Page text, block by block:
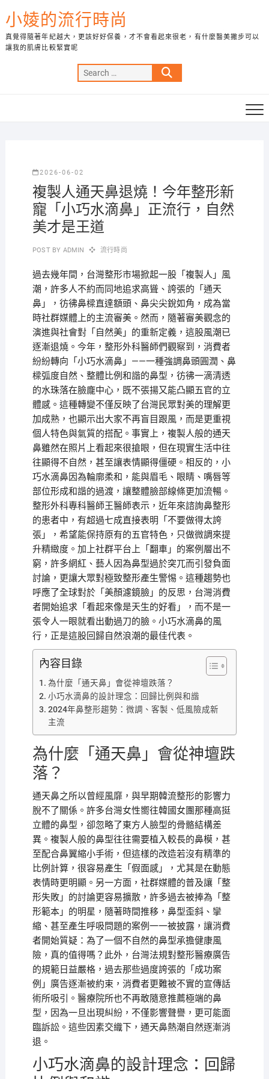
to
content
小婈的流行時尚
真覺得隨著年紀越大，更該好好保養，才不會看起來很老，有什麼醫美撇步可以
讓我的肌膚比較緊實呢
Search
…
2026-06-02
複製人通天鼻退燒！今年整形新
寵「小巧水滴鼻」正流行，自然
美才是王道
POST BY ADMIN 流行時尚
過去幾年間，台灣整形市場掀起一股「複製人」風
潮，許多人不約而同地追求高聳、誇張的「通天
鼻」，彷彿鼻樑直達額頭、鼻尖尖銳如角，成為當
時社群媒體上的主流審美。然而，隨著審美觀念的
演進與社會對「自然美」的重新定義，這股風潮已
逐漸退燒。今年，整形外科醫師們觀察到，消費者
紛紛轉向「小巧水滴鼻」——一種強調鼻頭圓潤、鼻
樑弧度自然、整體比例和諧的鼻型，彷彿一滴清透
的水珠落在臉龐中心，既不張揚又能凸顯五官的立
體感。這種轉變不僅反映了台灣民眾對美的理解更
加成熟，也顯示出大家不再盲目跟風，而是更重視
個人特色與氣質的搭配。事實上，複製人般的通天
鼻雖然在照片上看起來很搶眼，但在現實生活中往
往顯得不自然，甚至讓表情顯得僵硬。相反的，小
巧水滴鼻因為輪廓柔和，能與眉毛、眼睛、嘴唇等
部位形成和諧的過渡，讓整體臉部線條更加流暢。
整形外科專科醫師王醫師表示，近年來諮詢鼻整形
的患者中，有超過七成直接表明「不要做得太誇
張」，希望能保持原有的五官特色，只做微調來提
升精緻度。加上社群平台上「翻車」的案例層出不
窮，許多網紅、藝人因為鼻型過於突兀而引發負面
討論，更讓大眾對極致整形產生警惕。這種趨勢也
呼應了全球對於「美顏濾鏡臉」的反思，台灣消費
者開始追求「看起來像是天生的好看」，而不是一
張令人一眼就看出動過刀的臉。小巧水滴鼻的風
行，正是這股回歸自然浪潮的最佳代表。
內容目錄
為什麼「通天鼻」會從神壇跌落？
小巧水滴鼻的設計理念：回歸比例與和諧
2024年鼻整形趨勢：微調、客製、低風險成新
主流
為什麼「通天鼻」會從神壇跌
落？
通天鼻之所以曾經風靡，與早期韓流整形的影響力
脫不了關係。許多台灣女性嚮往韓國女團那種高挺
立體的鼻型，卻忽略了東方人臉型的骨骼結構差
異。複製人般的鼻型往往需要植入較長的鼻模，甚
至配合鼻翼縮小手術，但這樣的改造若沒有精準的
比例計算，很容易產生「假面感」，尤其是在動態
表情時更明顯。另一方面，社群媒體的普及讓「整
形失敗」的討論更容易擴散，許多過去被捧為「整
形範本」的明星，隨著時間推移，鼻型歪斜、攣
縮、甚至產生呼吸問題的案例一一被披露，讓消費
者開始質疑：為了一個不自然的鼻型承擔健康風
險，真的值得嗎？此外，台灣法規對整形醫療廣告
的規範日益嚴格，過去那些過度誇張的「成功案
例」廣告逐漸被約束，消費者更難被不實的宣傳話
術所吸引。醫療院所也不再敢隨意推薦極端的鼻
型，因為一旦出現糾紛，不僅影響聲譽，更可能面
臨訴訟。這些因素交織下，通天鼻熱潮自然逐漸消
退。
小巧水滴鼻的設計理念：回歸